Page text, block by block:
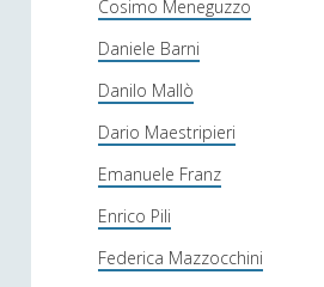
Cosimo Meneguzzo
Daniele Barni
Danilo Mallò
Dario Maestripieri
Emanuele Franz
Enrico Pili
Federica Mazzocchini